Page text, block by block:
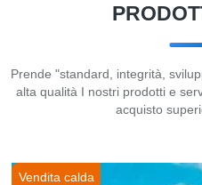
Prende "standard, integrità,
alta qualità I nostri prodotti e
acquisto
Vendita calda